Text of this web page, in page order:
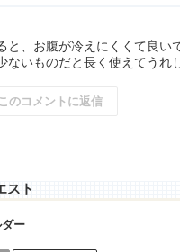
と、お腹が冷えにくくて良い
ないものだと長く使えてうれ
このコメントに返信
スト
ー